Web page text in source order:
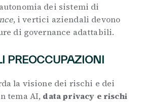
dei sistemi di
, i vertici aziendali devono
di governance adattabili.
PREOCCUPAZIONI
la visione dei rischi e dei
tema AI, data privacy e rischi